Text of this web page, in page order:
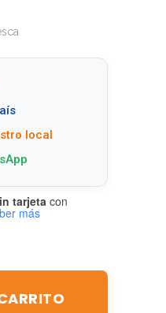
local
tarjeta con
más